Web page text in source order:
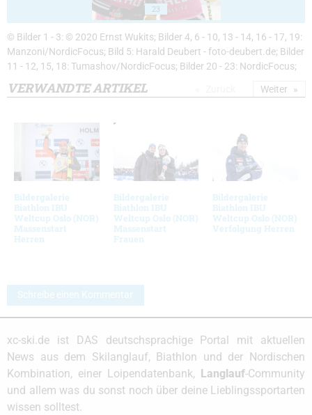
23
© Bilder 1 - 3: © 2020 Ernst Wukits; Bilder 4, 6 - 10, 13 - 14, 16 - 17, 19:
Manzoni/NordicFocus; Bild 5: Harald Deubert - foto-deubert.de; Bilder
11 - 12, 15, 18: Tumashov/NordicFocus; Bilder 20 - 23: NordicFocus;
VERWANDTE ARTIKEL
Bildergalerie
Biathlon IBU
Weltcup Oslo (NOR)
Massenstart
Herren
Bildergalerie
Biathlon IBU
Weltcup Oslo (NOR)
Massenstart
Frauen
Bildergalerie
Biathlon IBU
Weltcup Oslo (NOR)
Verfolgung Herren
Weiter
Schreibe einen Kommentar
xc-ski.de ist DAS deutschsprachige Portal mit aktuellen
News aus dem Skilanglauf, Biathlon und der Nordischen
Kombination, einer Loipendatenbank,
Langlauf-Community
und allem was du sonst noch über deine Lieblingssportarten
wissen solltest.